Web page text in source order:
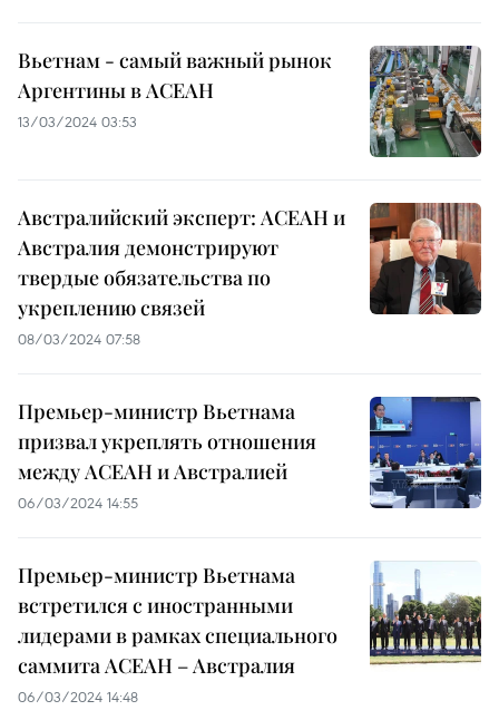
Вьетнам - самый важный рынок
Аргентины в АСЕАН
13/03/2024 03:53
Австралийский эксперт: АСЕАН и
Австралия демонстрируют
твердые обязательства по
укреплению связей
08/03/2024 07:58
Премьер-министр Вьетнама
призвал укреплять отношения
между АСЕАН и Австралией
06/03/2024 14:55
Премьер-министр Вьетнама
встретился с иностранными
лидерами в рамках специального
саммита АСЕАН – Австралия
06/03/2024 14:48